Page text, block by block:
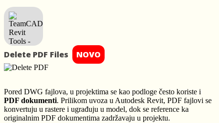
Delete PDF Files NOVO
Pored DWG fajlova, u projektima se kao podloge često koriste i
PDF dokumenti. Prilikom uvoza u Autodesk Revit, PDF fajlovi se
konvertuju u rastere i ugrađuju u model, dok se reference ka
originalnim PDF dokumentima zadržavaju u projektu.